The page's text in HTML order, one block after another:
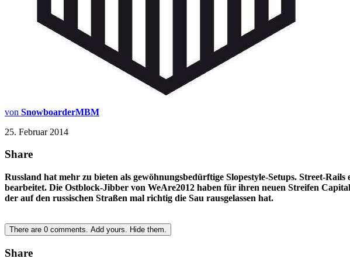
von SnowboarderMBM
25. Februar 2014
Share
Russland hat mehr zu bieten als gewöhnungsbedürftige Slopestyle-Setups. Street-
bearbeitet. Die Ostblock-Jibber von WeAre2012 haben für ihren neuen Streifen
der auf den russischen Straßen mal richtig die Sau rausgelassen hat.
There are 0 comments. Add yours. Hide them.
Share